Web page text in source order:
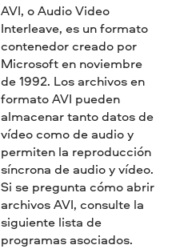
AVI, o Audio Video
Interleave, es un formato
contenedor creado por
Microsoft en noviembre
de 1992. Los archivos en
formato AVI pueden
almacenar tanto datos de
vídeo como de audio y
permiten la reproducción
síncrona de audio y vídeo.
Si se pregunta cómo abrir
archivos AVI, consulte la
siguiente lista de
programas asociados.